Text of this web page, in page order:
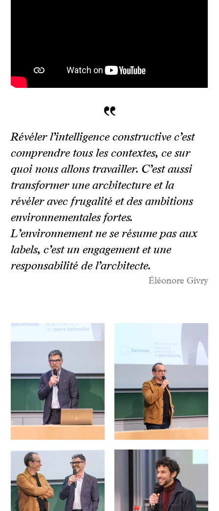
“
Révéler l’intelligence constructive c’est
comprendre tous les contextes, ce sur
quoi nous allons travailler. C’est aussi
transformer une architecture et la
révéler avec frugalité et des ambitions
environnementales fortes.
L’environnement ne se résume pas aux
labels, c’est un engagement et une
responsabilité de l’architecte.
Éléonore Givry